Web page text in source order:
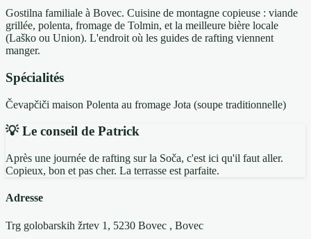
Gostilna familiale à Bovec. Cuisine de montagne copieuse : viande
grillée, polenta, fromage de Tolmin, et la meilleure bière locale
(Laško ou Union). L'endroit où les guides de rafting viennent
manger.
Spécialités
Čevapčiči maison Polenta au fromage Jota (soupe traditionnelle)
💡 Le conseil de Patrick
Après une journée de rafting sur la Soča, c'est ici qu'il faut aller.
Copieux, bon et pas cher. La terrasse est parfaite.
Adresse
Trg golobarskih žrtev 1, 5230 Bovec , Bovec